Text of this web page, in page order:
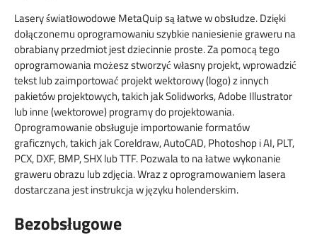
Lasery światłowodowe MetaQuip są łatwe w obsłudze. Dzięki
dołączonemu oprogramowaniu szybkie naniesienie graweru na
obrabiany przedmiot jest dziecinnie proste. Za pomocą tego
oprogramowania możesz stworzyć własny projekt, wprowadzić
tekst lub zaimportować projekt wektorowy (logo) z innych
pakietów projektowych, takich jak Solidworks, Adobe Illustrator
lub inne (wektorowe) programy do projektowania.
Oprogramowanie obsługuje importowanie formatów
graficznych, takich jak Coreldraw, AutoCAD, Photoshop i AI, PLT,
PCX, DXF, BMP, SHX lub TTF. Pozwala to na łatwe wykonanie
graweru obrazu lub zdjęcia. Wraz z oprogramowaniem lasera
dostarczana jest instrukcja w języku holenderskim.
Bezobsługowe